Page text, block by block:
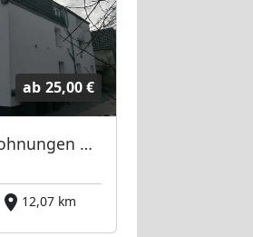
ab 25,00 €
Monteurwohnungen Kalkar am Niederrhein
12,07 km